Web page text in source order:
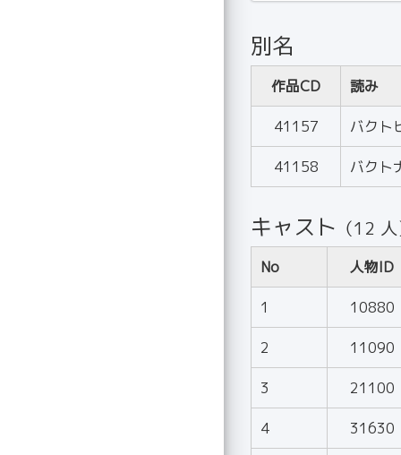
別名
作品CD 読み
41157 バクト
41158 バクト
キャスト （12
No 人物ID
1 10880
2 11090
3 21100
4 31630